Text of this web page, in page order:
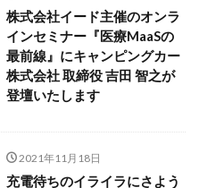
株式会社イード主催のオンラ
インセミナー『医療MaaSの
最前線』にキャンピングカー
株式会社 取締役 吉田 智之が
登壇いたします
2021年11月18日
充電待ちのイライラにさよう